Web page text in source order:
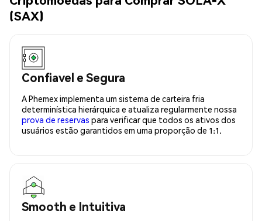
(SAX)
Confiavel e Segura
A Phemex implementa um sistema de carteira fria
determinística hierárquica e atualiza regularmente nossa
prova de reservas para verificar que todos os ativos dos
usuários estão garantidos em uma proporção de 1:1.
Smooth e Intuitiva